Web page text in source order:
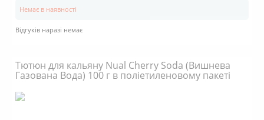
Немає в наявності
Відгуків наразі немає
Тютюн для кальяну Nual Cherry Soda (Вишнева
Газована Вода) 100 г в поліетиленовому пакеті